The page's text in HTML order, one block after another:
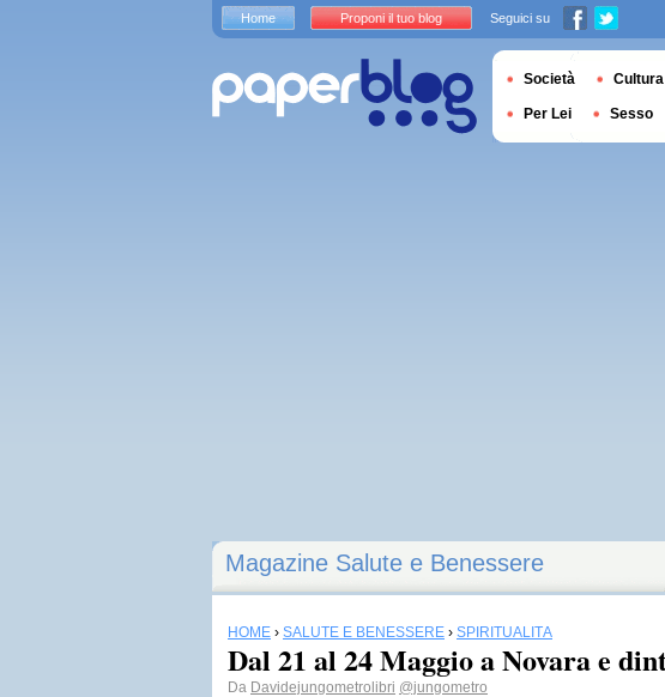
Magazine Salute e Benessere
HOME › SALUTE E BENESSERE › SPIRITUALITÀ
Dal 21 al 24 Maggio a Novara e
Da Davidejungometrolibri @jungometro
Home Proponi il tuo blog Seguici su
Società Cultura
Per Lei Sesso